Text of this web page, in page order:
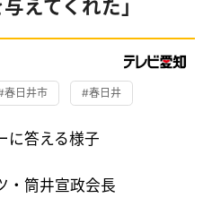
えてくれた」
春日井市 #春日井
・筒井宣政会長